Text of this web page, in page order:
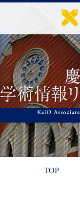
TOP